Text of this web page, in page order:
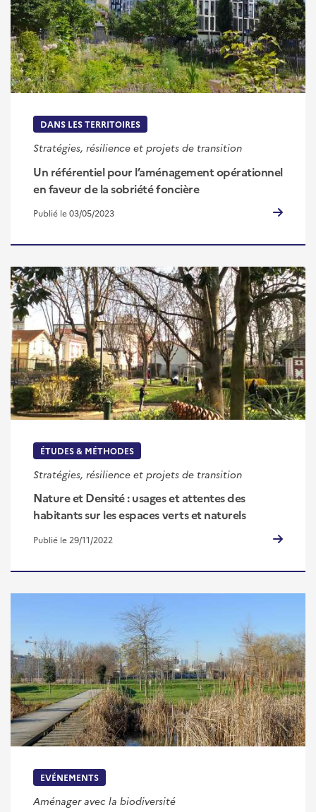
DANS LES TERRITOIRES
Stratégies, résilience et projets de transition
Un référentiel pour l’aménagement opérationnel
en faveur de la sobriété foncière
Publié le 03/05/2023
ÉTUDES & MÉTHODES
Stratégies, résilience et projets de transition
Nature et Densité : usages et attentes des
habitants sur les espaces verts et naturels
Publié le 29/11/2022
EVÉNEMENTS
Aménager avec la biodiversité